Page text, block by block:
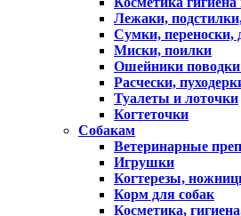
Лежаки,
Сумки, переноски,
Миски, поилки
Ошейники
Расчески,
Туалеты и лоточки
Когтеточки
Собакам
Ветеринарные
Игрушки
Когтерезы,
Корм для собак
Косметика,